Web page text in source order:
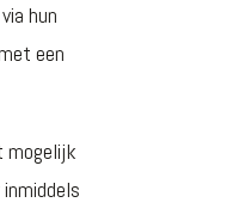
hun
een
mogelijk